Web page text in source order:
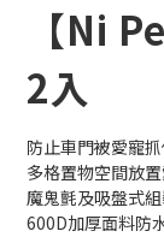
【Ni
2入
防止車門被愛寵
多格置物空間放
魔鬼氈及吸盤式
600D加厚面料防